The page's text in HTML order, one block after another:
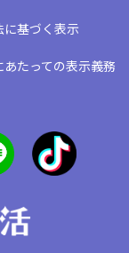
に基づく表示
あたっての表示義務